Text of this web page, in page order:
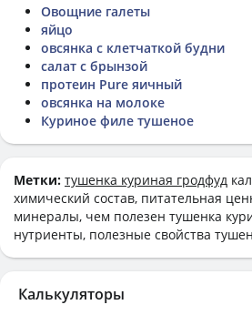
Овощние галеты
яйцо
овсянка с клетчаткой будни
салат с брынзой
протеин Pure яичный
овсянка на молоке
Куриное филе тушеное
Метки: тушенка куриная гродфуд
химический состав, питательная
минералы, чем полезен тушенка
нутриенты, полезные свойства
Калькуляторы